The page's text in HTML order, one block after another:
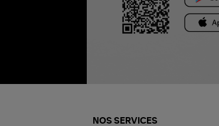
NOS SERVICES